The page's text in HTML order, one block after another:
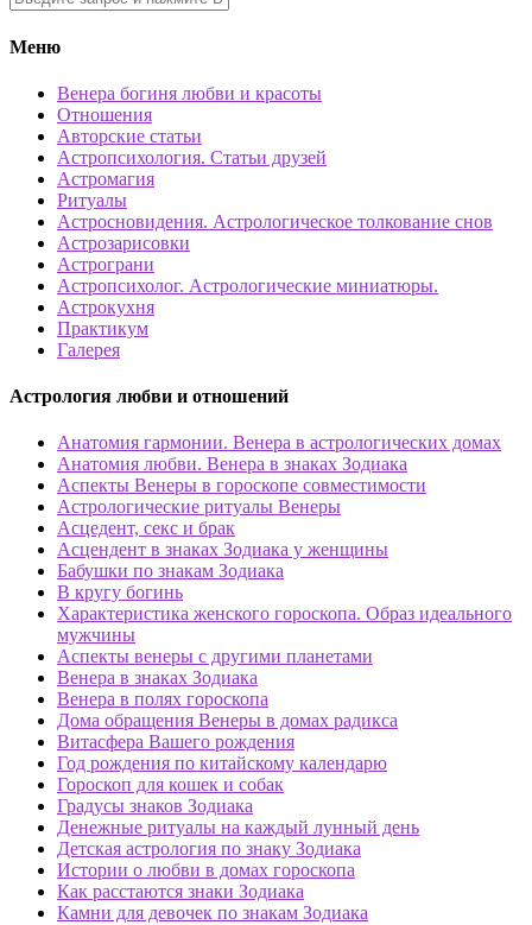
Меню
Венера богиня любви и красоты
Отношения
Авторские статьи
Астропсихология. Статьи друзей
Астромагия
Ритуалы
Астросновидения. Астрологическое толкование снов
Астрозарисовки
Астрограни
Астропсихолог. Астрологические миниатюры.
Астрокухня
Практикум
Галерея
Астрология любви и отношений
Анатомия гармонии. Венера в астрологических домах
Анатомия любви. Венера в знаках Зодиака
Аспекты Венеры в гороскопе совместимости
Астрологические ритуалы Венеры
Асцедент, секс и брак
Асцендент в знаках Зодиака у женщины
Бабушки по знакам Зодиака
В кругу богинь
Характеристика женского гороскопа. Образ идеального
мужчины
Аспекты венеры с другими планетами
Венера в знаках Зодиака
Венера в полях гороскопа
Дома обращения Венеры в домах радикса
Витасфера Вашего рождения
Год рождения по китайскому календарю
Гороскоп для кошек и собак
Градусы знаков Зодиака
Денежные ритуалы на каждый лунный день
Детская астрология по знаку Зодиака
Истории о любви в домах гороскопа
Как расстаются знаки Зодиака
Камни для девочек по знакам Зодиака